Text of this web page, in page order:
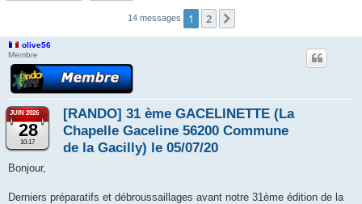
14 messages 1 2
olive56
Membre
JUIN 2026
28
10:17
[RANDO] 31 ème GACELINETTE (La
Chapelle Gaceline 56200 Commune
de la Gacilly) le 05/07/20
Bonjour,
Derniers préparatifs et débroussaillages avant notre 31ème édition de la